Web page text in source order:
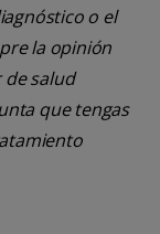
o el
la opinión
salud
que tengas